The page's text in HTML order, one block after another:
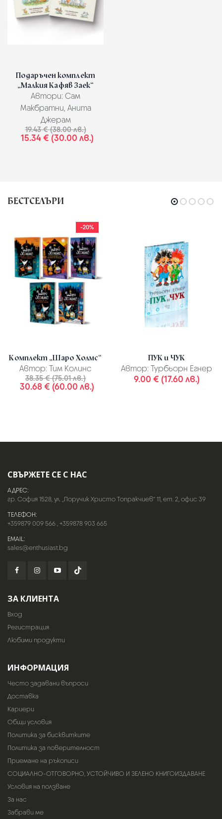
Подаръчен комплект
„Малкия Кафяв Заек“
Автори: Сам
Макбратни, Анита
Джерам
19.43 € (38.00 лв.)
15.34 € (30.00 лв.)
БЕСТСЕЛЪРИ
-20%
Комплект „Шаро Холмс“
Автор: Тим Колинс
38.35 € (75.01 лв.)
30.68 € (60.00 лв.)
ПУК и ЧУК
Автор: Турбьорн Егнер
9.00 € (17.60 лв.)
СВЪРЖЕТЕ СЕ С НАС
АДРЕС:
гр. София 1528, ул. „Поручик Христо Топракчиев“ 11, ет. 2, офис 39
ТЕЛЕФОН:
+359879 009 566,+359878 903 665
EMAIL:
sales@enthusiast.bg
ЗА КЛИЕНТА
Вход
Регистрация
Любими продукти
ИНФОРМАЦИЯ
Често задавани въпроси
Доставка
Кариери
Общи условия
Политика за бисквитките
Политика за поверителност
Приемане на ръкописи
СОЦИАЛНО-ОТГОВОРНО, УСТОЙЧИВО И ЗЕЛЕНО КНИГОИЗДАВАНЕ
Условия на ползване
За нас
Забрави ме